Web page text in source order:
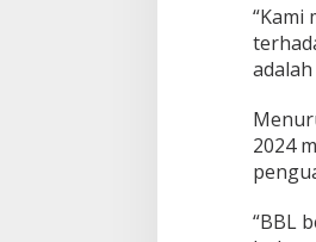
“Kami
2024
“BBL